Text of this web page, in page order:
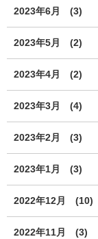
2023年6月 (3)
2023年5月 (2)
2023年4月 (2)
2023年3月 (4)
2023年2月 (3)
2023年1月 (3)
2022年12月 (10)
2022年11月 (3)